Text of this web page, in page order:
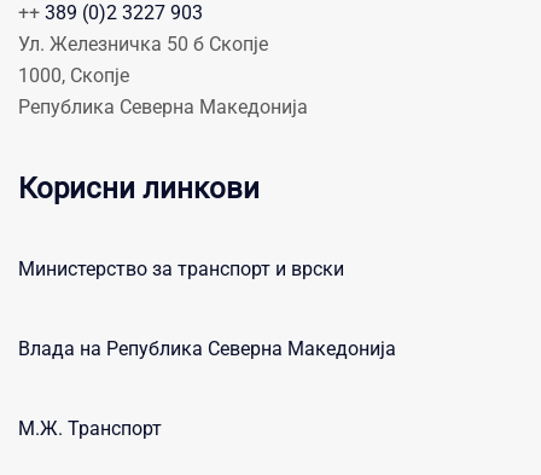
++ 389 (0)2 3227 903
Ул. Железничка 50 б Скопје
1000, Скопје
Република Северна Македонија
Корисни линкови
Министерство за транспорт и врски
Влада на Република Северна Македонија
М.Ж. Транспорт